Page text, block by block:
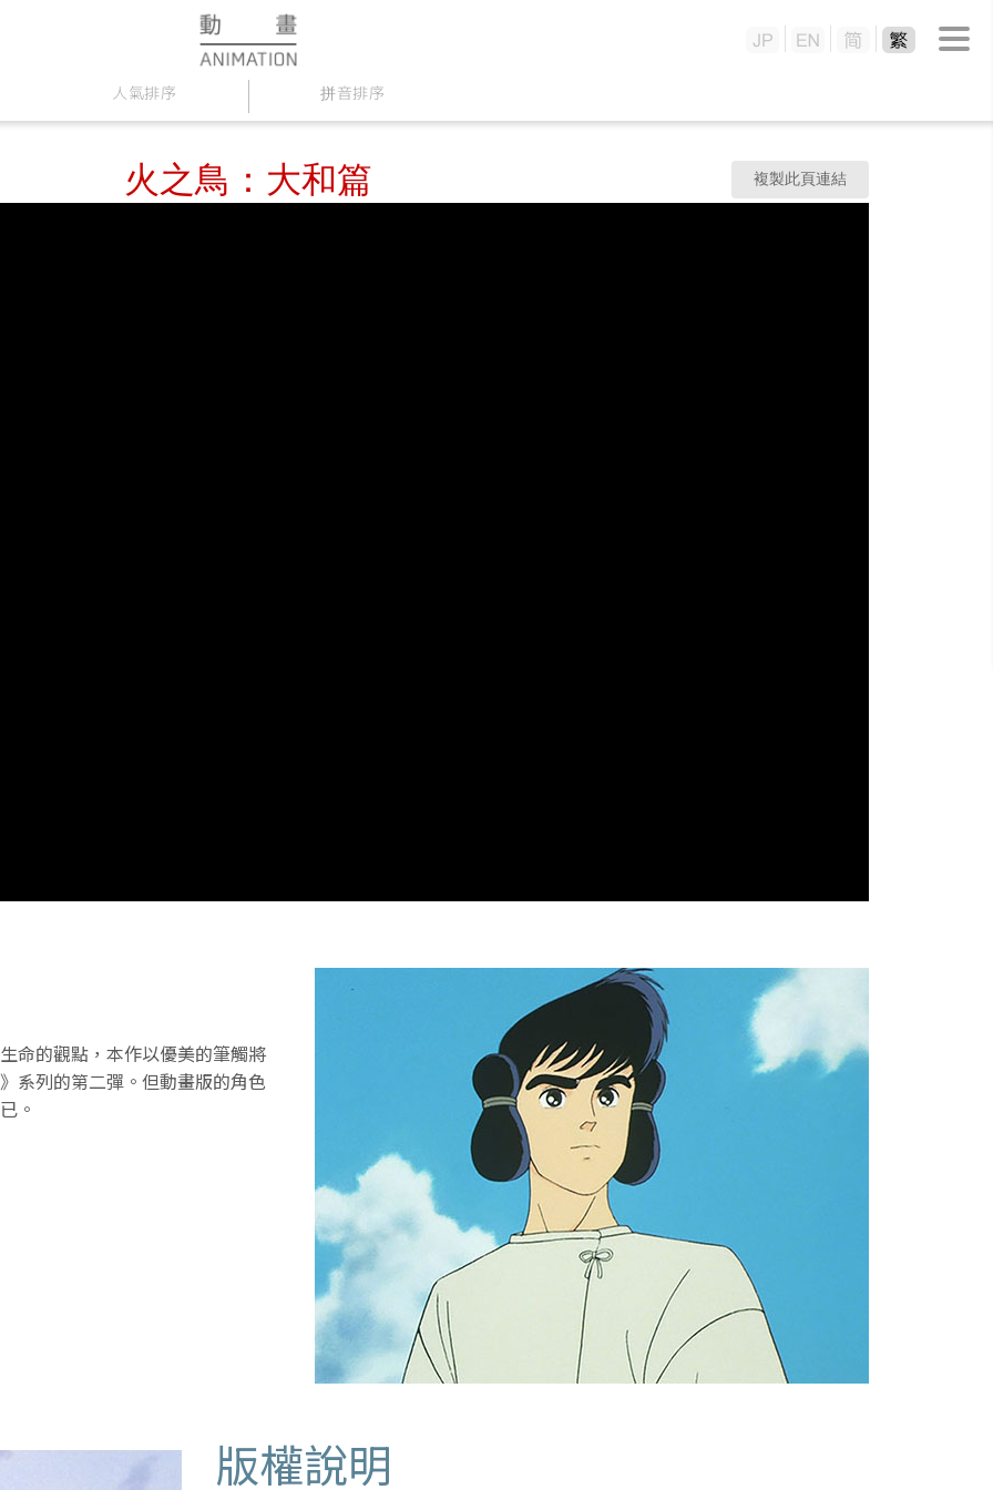
人氣排序 拼音排序
火之鳥：大和篇 複製此頁連結
命的觀點，本作以優美的筆觸將
系列的第二彈。但動畫版的角色
。
版權說明